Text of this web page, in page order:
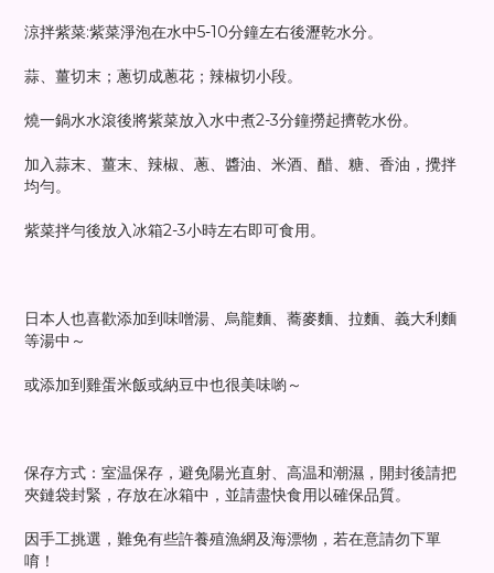
涼拌紫菜:紫菜淨泡在水中5-10分鐘左右後瀝乾水分。
蒜、薑切末；蔥切成蔥花；辣椒切小段。
燒一鍋水水滾後將紫菜放入水中煮2-3分鐘撈起擠乾水份。
加入蒜末、薑末、辣椒、蔥、醬油、米酒、醋、糖、香油，攪拌
均勻。
紫菜拌勻後放入冰箱2-3小時左右即可食用。
日本人也喜歡添加到味噌湯、烏龍麵、蕎麥麵、拉麵、義大利麵
等湯中～
或添加到雞蛋米飯或納豆中也很美味喲～
保存方式：室温保存，避免陽光直射、高温和潮濕，開封後請把
夾鏈袋封緊，存放在冰箱中，並請盡快食用以確保品質。
因手工挑選，難免有些許養殖漁網及海漂物，若在意請勿下單
唷！